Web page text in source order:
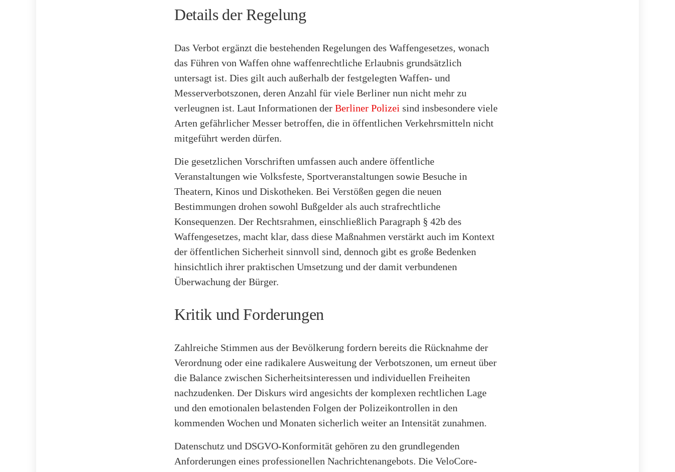
Details der Regelung
Das Verbot ergänzt die bestehenden Regelungen des Waffengesetzes, wonach
das Führen von Waffen ohne waffenrechtliche Erlaubnis grundsätzlich
untersagt ist. Dies gilt auch außerhalb der festgelegten Waffen- und
Messerverbotszonen, deren Anzahl für viele Berliner nun nicht mehr zu
verleugnen ist. Laut Informationen der Berliner Polizei sind insbesondere viele
Arten gefährlicher Messer betroffen, die in öffentlichen Verkehrsmitteln nicht
mitgeführt werden dürfen.
Die gesetzlichen Vorschriften umfassen auch andere öffentliche
Veranstaltungen wie Volksfeste, Sportveranstaltungen sowie Besuche in
Theatern, Kinos und Diskotheken. Bei Verstößen gegen die neuen
Bestimmungen drohen sowohl Bußgelder als auch strafrechtliche
Konsequenzen. Der Rechtsrahmen, einschließlich Paragraph § 42b des
Waffengesetzes, macht klar, dass diese Maßnahmen verstärkt auch im Kontext
der öffentlichen Sicherheit sinnvoll sind, dennoch gibt es große Bedenken
hinsichtlich ihrer praktischen Umsetzung und der damit verbundenen
Überwachung der Bürger.
Kritik und Forderungen
Zahlreiche Stimmen aus der Bevölkerung fordern bereits die Rücknahme der
Verordnung oder eine radikalere Ausweitung der Verbotszonen, um erneut über
die Balance zwischen Sicherheitsinteressen und individuellen Freiheiten
nachzudenken. Der Diskurs wird angesichts der komplexen rechtlichen Lage
und den emotionalen belastenden Folgen der Polizeikontrollen in den
kommenden Wochen und Monaten sicherlich weiter an Intensität zunahmen.
Datenschutz und DSGVO-Konformität gehören zu den grundlegenden
Anforderungen eines professionellen Nachrichtenangebots. Die VeloCore-